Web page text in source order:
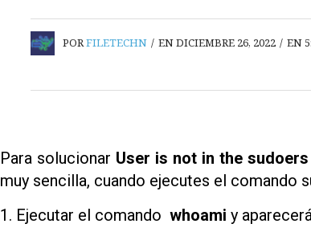
PORFILETECHN / EN DICIEMBRE 26, 2022 / EN
Para solucionar User is not in the
muy sencilla, cuando ejecutes el comando
1. Ejecutar el comando whoami y